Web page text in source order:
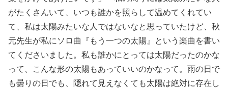
がたくさんいて、いつも誰かを照らして温めてくれてい
て、私は太陽みたいな人ではないなと思っていたけど、秋
元先生が私にソロ曲『もう一つの太陽』という楽曲を書い
てくださいました。私も誰かにとっては太陽だったのかな
って、こんな形の太陽もあっていいのかなって。雨の日で
も曇りの日でも、隠れて見えなくても太陽は絶対に存在し